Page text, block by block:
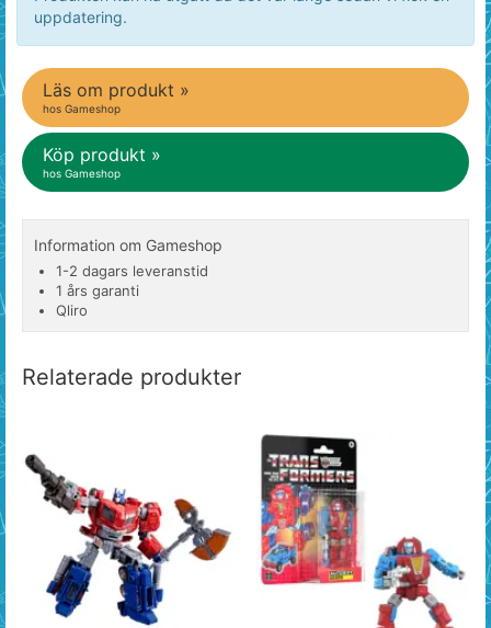
uppdatering.
Läs om produkt »
hos Gameshop
Köp produkt »
hos Gameshop
Information om Gameshop
1-2 dagars leveranstid
1 års garanti
Qliro
Relaterade produkter